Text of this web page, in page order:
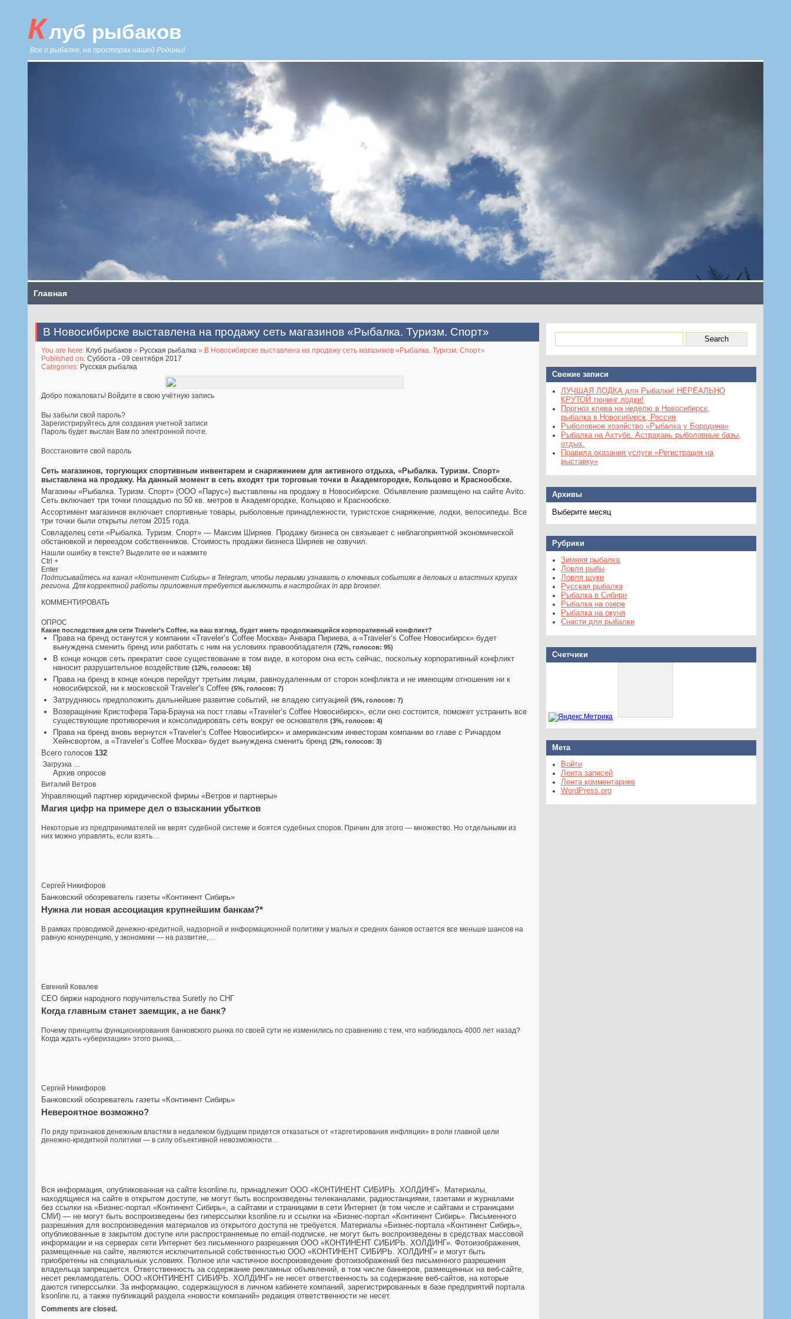
Клуб рыбаков
Все о рыбалке, на просторах нашей Родины!
Главная
В Новосибирске выставлена на продажу сеть магазинов «Рыбалка. Туризм. Спорт»
You are here: Клуб рыбаков» Русская рыбалка » В Новосибирске выставлена на продажу сеть магазинов «Рыбалка. Туризм. Спорт»
Published on: Суббота - 09 сентября 2017
Categories: Русская рыбалка
Добро пожаловать! Войдите в свою учётную запись
Вы забыли свой пароль?
Зарегистрируйтесь для создания учетной записи
Пароль будет выслан Вам по электронной почте.
Восстановите свой пароль
Сеть магазинов, торгующих спортивным инвентарем и снаряжением для активного отдыха, «Рыбалка. Туризм. Спорт»
выставлена на продажу. На данный момент в сеть входят три торговые точки в Академгородке, Кольцово и Краснообске.
Магазины «Рыбалка. Туризм. Спорт» (ООО «Парус») выставлены на продажу в Новосибирске. Объявление размещено на сайте Avito.
Сеть включает три точки площадью по 50 кв. метров в Академгородке, Кольцово и Краснообске.
Ассортимент магазинов включает спортивные товары, рыболовные принадлежности, туристское снаряжение, лодки, велосипеды. Все
три точки были открыты летом 2015 года.
Совладелец сети «Рыбалка. Туризм. Спорт» — Максим Ширяев. Продажу бизнеса он связывает с неблагоприятной экономической
обстановкой и переездом собственников. Стоимость продажи бизнеса Ширяев не озвучил.
Нашли ошибку в тексте? Выделите ее и нажмите
Ctrl +
Enter
Подписывайтесь на канал «Континент Сибирь» в Telegram, чтобы первыми узнавать о ключевых событиях в деловых и властных кругах
региона. Для корректной работы приложения требуется выключить в настройках in app browser.
КОММЕНТИРОВАТЬ
ОПРОС
Какие последствия для сети Traveler’s Coffee, на ваш взгляд, будет иметь продолжающийся корпоративный конфликт?
Права на бренд останутся у компании «Traveler’s Coffee Москва» Анвара Пириева, а «Traveler’s Coffee Новосибирск» будет
вынуждена сменить бренд или работать с ним на условиях правообладателя (72%, голосов: 95)
В конце концов сеть прекратит свое существование в том виде, в котором она есть сейчас, поскольку корпоративный конфликт
наносит разрушительное воздействие (12%, голосов: 16)
Права на бренд в конце концов перейдут третьим лицам, равноудаленным от сторон конфликта и не имеющим отношения ни к
новосибирской, ни к московской Traveler’s Coffee (5%, голосов: 7)
Затрудняюсь предположить дальнейшее развитие событий, не владею ситуацией (5%, голосов: 7)
Возвращение Кристофера Тара-Брауна на пост главы «Traveler’s Coffee Новосибирск», если оно состоится, поможет устранить все
существующие противоречия и консолидировать сеть вокруг ее основателя (3%, голосов: 4)
Права на бренд вновь вернутся «Traveler’s Coffee Новосибирск» и американским инвесторам компании во главе с Ричардом
Хейнсвортом, а «Traveler’s Coffee Москва» будет вынуждена сменить бренд (2%, голосов: 3)
Всего голосов 132
Загрузка …
Архив опросов
Виталий Ветров
Управляющий партнер юридической фирмы «Ветров и партнеры»
Магия цифр на примере дел о взыскании убытков
Некоторые из предпринимателей не верят судебной системе и боятся судебных споров. Причин для этого — множество. Но отдельными из
них можно управлять, если взять…
Сергей Никифоров
Банковский обозреватель газеты «Континент Сибирь»
Нужна ли новая ассоциация крупнейшим банкам?*
В рамках проводимой денежно-кредитной, надзорной и информационной политики у малых и средних банков остается все меньше шансов на
равную конкуренцию, у экономики — на развитие,…
Евгений Ковалев
CEO биржи народного поручительства Suretly по СНГ
Когда главным станет заемщик, а не банк?
Почему принципы функционирования банковского рынка по своей сути не изменились по сравнению с тем, что наблюдалось 4000 лет назад?
Когда ждать «уберизации» этого рынка,…
Сергей Никифоров
Банковский обозреватель газеты «Континент Сибирь»
Невероятное возможно?
По ряду признаков денежным властям в недалеком будущем придется отказаться от «таргетирования инфляции» в роли главной цели
денежно-кредитной политики — в силу объективной невозможности…
Вся информация, опубликованная на сайте ksonline.ru, принадлежит ООО «КОНТИНЕНТ СИБИРЬ. ХОЛДИНГ». Материалы,
находящиеся на сайте в открытом доступе, не могут быть воспроизведены телеканалами, радиостанциями, газетами и журналами
без ссылки на «Бизнес-портал «Континент Сибирь», а сайтами и страницами в сети Интернет (в том числе и сайтами и страницами
СМИ) — не могут быть воспроизведены без гиперссылки ksonline.ru и ссылки на «Бизнес-портал «Континент Сибирь». Письменного
разрешения для воспроизведения материалов из открытого доступа не требуется. Материалы «Бизнес-портала «Континент Сибирь»,
опубликованные в закрытом доступе или распространяемые по email-подписке, не могут быть воспроизведены в средствах массовой
информации и на серверах сети Интернет без письменного разрешения ООО «КОНТИНЕНТ СИБИРЬ. ХОЛДИНГ». Фотоизображения,
размещенные на сайте, являются исключительной собственностью ООО «КОНТИНЕНТ СИБИРЬ. ХОЛДИНГ» и могут быть
приобретены на специальных условиях. Полное или частичное воспроизведение фотоизображений без письменного разрешения
владельца запрещается. Ответственность за содержание рекламных объявлений, в том числе баннеров, размещенных на веб-сайте,
несет рекламодатель. ООО «КОНТИНЕНТ СИБИРЬ. ХОЛДИНГ» не несет ответственность за содержание веб-сайтов, на которые
даются гиперссылки. За информацию, содержащуюся в личном кабинете компаний, зарегистрированных в базе предприятий портала
ksonline.ru, а также публикаций раздела «новости компаний» редакция ответственности не несет.
Comments are closed.
Свежие записи
ЛУЧШАЯ ЛОДКА для Рыбалки! НЕРЕАЛЬНО
КРУТОЙ тюнинг лодки!
Прогноз клева на неделю в Новосибирск,
рыбалка в Новосибирск, Россия
Рыболовное хозяйство «Рыбалка у Бородина»
Рыбалка на Ахтубе. Астрахань рыболовные базы,
отдых.
Правила оказания услуги «Регистрация на
выставку»
Архивы
Архивы
Рубрики
Зимняя рыбалка
Ловля рыбы
Ловля щуки
Русская рыбалка
Рыбалка в Сибири
Рыбалка на озере
Рыбалка на окуня
Снасти для рыбалки
Счетчики
Мета
Войти
Лента записей
Лента комментариев
WordPress.org